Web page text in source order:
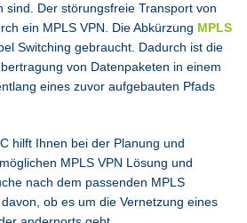
sind. Der störungsfreie Transport von
ein MPLS VPN. Die Abkürzung MPLS
Switching gebraucht. Dadurch ist die
von Datenpaketen in einem
eines zuvor aufgebauten Pfads
hilft Ihnen bei der Planung und
MPLS VPN Lösung und
nach dem passenden MPLS
ob es um die Vernetzung eines